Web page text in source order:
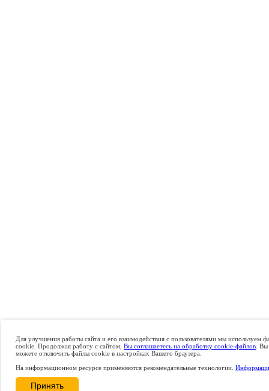
Для улучшения работы сайта и его взаимодействия с пользователями мы используем
cookie. Продолжая работу с сайтом, Вы соглашаетесь на обработку cookie-файлов .
можете отключить файлы cookie в настройках Вашего браузера.
На информационном ресурсе применяются рекомендательные технологии.
Принять